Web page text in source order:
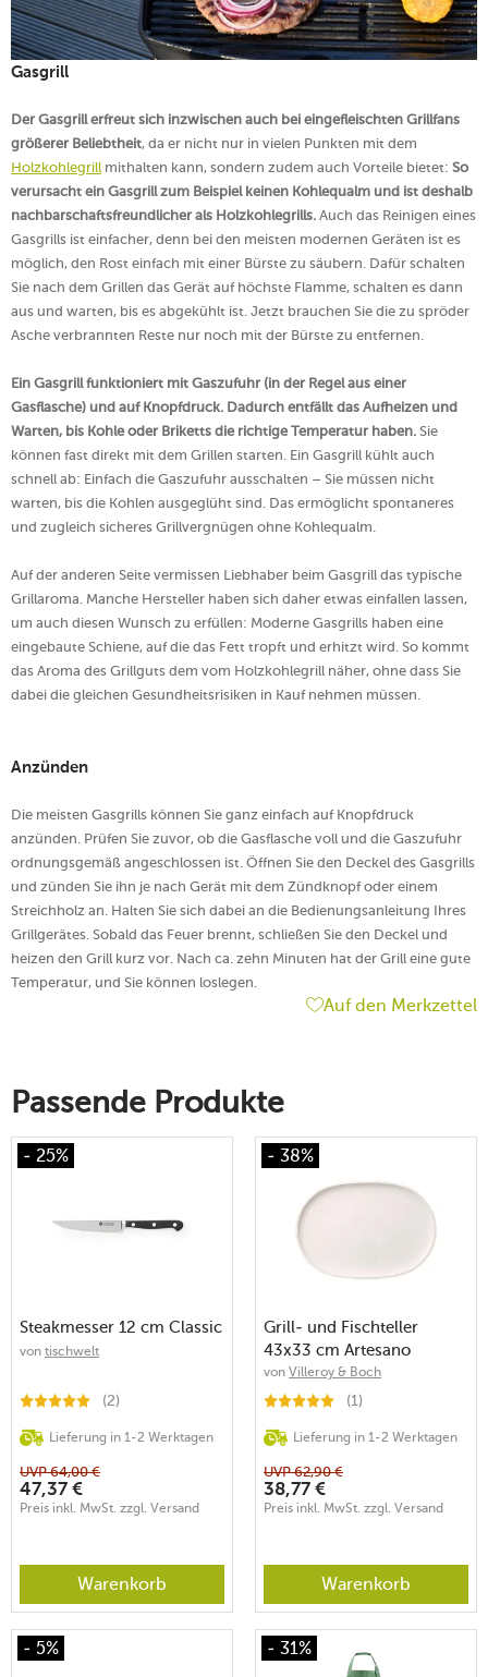
Gasgrill
Der Gasgrill erfreut sich inzwischen auch bei eingefleischten Grillfans
größerer Beliebtheit, da er nicht nur in vielen Punkten mit dem
Holzkohlegrill mithalten kann, sondern zudem auch Vorteile bietet: So
verursacht ein Gasgrill zum Beispiel keinen Kohlequalm und ist deshalb
nachbarschaftsfreundlicher als Holzkohlegrills. Auch das Reinigen eines
Gasgrills ist einfacher, denn bei den meisten modernen Geräten ist es
möglich, den Rost einfach mit einer Bürste zu säubern. Dafür schalten
Sie nach dem Grillen das Gerät auf höchste Flamme, schalten es dann
aus und warten, bis es abgekühlt ist. Jetzt brauchen Sie die zu spröder
Asche verbrannten Reste nur noch mit der Bürste zu entfernen.
Ein Gasgrill funktioniert mit Gaszufuhr (in der Regel aus einer
Gasflasche) und auf Knopfdruck. Dadurch entfällt das Aufheizen und
Warten, bis Kohle oder Briketts die richtige Temperatur haben. Sie
können fast direkt mit dem Grillen starten. Ein Gasgrill kühlt auch
schnell ab: Einfach die Gaszufuhr ausschalten – Sie müssen nicht
warten, bis die Kohlen ausgeglüht sind. Das ermöglicht spontaneres
und zugleich sicheres Grillvergnügen ohne Kohlequalm.
Auf der anderen Seite vermissen Liebhaber beim Gasgrill das typische
Grillaroma. Manche Hersteller haben sich daher etwas einfallen lassen,
um auch diesen Wunsch zu erfüllen: Moderne Gasgrills haben eine
eingebaute Schiene, auf die das Fett tropft und erhitzt wird. So kommt
das Aroma des Grillguts dem vom Holzkohlegrill näher, ohne dass Sie
dabei die gleichen Gesundheitsrisiken in Kauf nehmen müssen.
Anzünden
Die meisten Gasgrills können Sie ganz einfach auf Knopfdruck
anzünden. Prüfen Sie zuvor, ob die Gasflasche voll und die Gaszufuhr
ordnungsgemäß angeschlossen ist. Öffnen Sie den Deckel des Gasgrills
und zünden Sie ihn je nach Gerät mit dem Zündknopf oder einem
Streichholz an. Halten Sie sich dabei an die Bedienungsanleitung Ihres
Grillgerätes. Sobald das Feuer brennt, schließen Sie den Deckel und
heizen den Grill kurz vor. Nach ca. zehn Minuten hat der Grill eine gute
Temperatur, und Sie können loslegen.
Auf den Merkzettel
Passende Produkte
- 25%
Steakmesser 12 cm Classic
von tischwelt
(2)
Lieferung in 1-2 Werktagen
UVP64,00 €
47,37 €
Preis inkl. MwSt. zzgl. Versand
Warenkorb
- 38%
Grill- und Fischteller
43x33 cm Artesano
Original
von Villeroy & Boch
(1)
Lieferung in 1-2 Werktagen
UVP62,90 €
38,77 €
Preis inkl. MwSt. zzgl. Versand
Warenkorb
- 5% - 31%